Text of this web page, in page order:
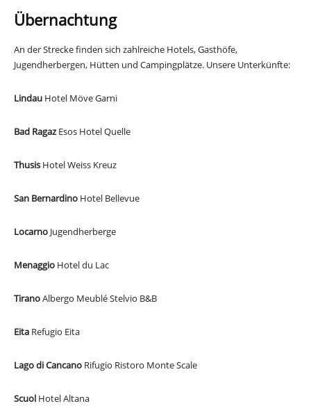
Übernachtung
An der Strecke finden sich zahlreiche Hotels, Gasthöfe,
Jugendherbergen, Hütten und Campingplätze. Unsere Unterkünfte:
Lindau Hotel Möve Garni
Bad Ragaz Esos Hotel Quelle
Thusis Hotel Weiss Kreuz
San Bernardino Hotel Bellevue
Locarno Jugendherberge
Menaggio Hotel du Lac
TiranoAlbergo Meublé Stelvio B&B
Eita Refugio Eita
Lago di Cancano Rifugio Ristoro Monte Scale
Scuol Hotel Altana